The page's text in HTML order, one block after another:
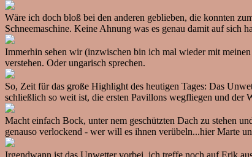
Wäre ich doch bloß bei den anderen geblieben, die konnten
Schneemaschine. Keine Ahnung was es genau damit auf sich
Immerhin sehen wir (inzwischen bin ich mal wieder mit
verstehen. Oder ungarisch sprechen.
So, Zeit für das große Highlight des heutigen Tages: Das
schließlich so weit ist, die ersten Pavillons wegfliegen und der
Macht einfach Bock, unter nem geschützten Dach zu stehen
genauso verlockend - wer will es ihnen verübeln...hier Marte
Irgendwann ist das Unwetter vorbei, ich treffe noch auf Erik